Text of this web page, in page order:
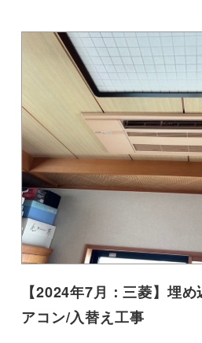
【2024年7月：三菱】埋
アコン/入替え工事